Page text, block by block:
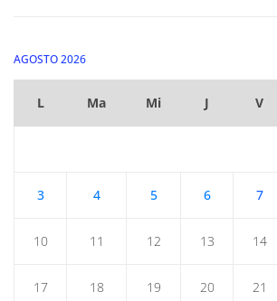
AGOSTO 2026
L Ma Mi J V
3 4 5 6 7
10 11 12 13 14
17 18 19 20 21